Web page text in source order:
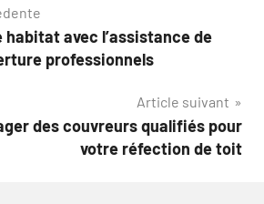
habitat avec l’assistance de
professionnels
Article suivant
des couvreurs qualifiés pour
votre réfection de toit